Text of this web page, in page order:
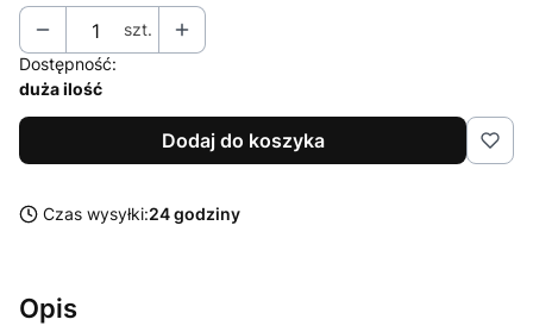
szt.
Dostępność:
duża ilość
Dodaj do koszyka
Czas wysyłki:24 godziny
Opis